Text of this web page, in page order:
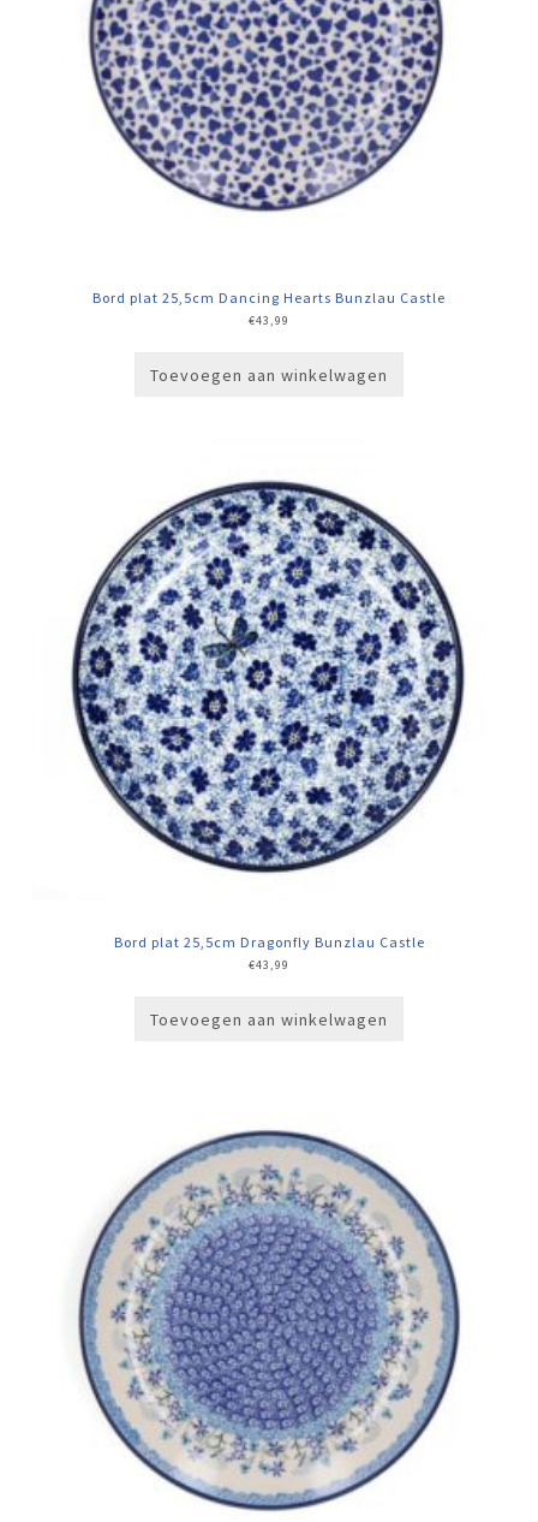
Bord plat 25,5cm Dancing Hearts Bunzlau Castle
€43,99
Toevoegen aan winkelwagen
Bord plat 25,5cm Dragonfly Bunzlau Castle
€43,99
Toevoegen aan winkelwagen